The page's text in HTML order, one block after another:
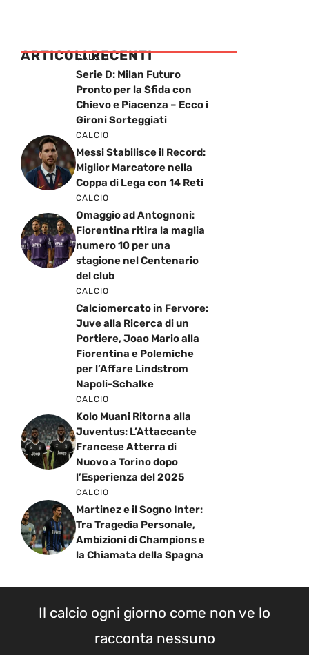
ARTICOLI RECENTI
CALCIO
Serie D: Milan Futuro
Pronto per la Sfida con
Chievo e Piacenza – Ecco i
Gironi Sorteggiati
CALCIO
Messi Stabilisce il Record:
Miglior Marcatore nella
Coppa di Lega con 14 Reti
CALCIO
Omaggio ad Antognoni:
Fiorentina ritira la maglia
numero 10 per una
stagione nel Centenario
del club
CALCIO
Calciomercato in Fervore:
Juve alla Ricerca di un
Portiere, Joao Mario alla
Fiorentina e Polemiche
per l’Affare Lindstrom
Napoli-Schalke
CALCIO
Kolo Muani Ritorna alla
Juventus: L’Attaccante
Francese Atterra di
Nuovo a Torino dopo
l’Esperienza del 2025
CALCIO
Martinez e il Sogno Inter:
Tra Tragedia Personale,
Ambizioni di Champions e
la Chiamata della Spagna
Il calcio ogni giorno come non ve lo
racconta nessuno